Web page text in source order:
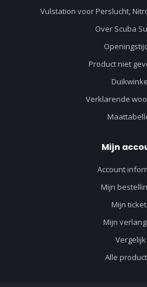
Vulstation voor Perslucht,
Over Scuba
Product niet
Verklarende
Mijn
Account
Mijn
Mijn
Mijn
Vergelijk
Alle